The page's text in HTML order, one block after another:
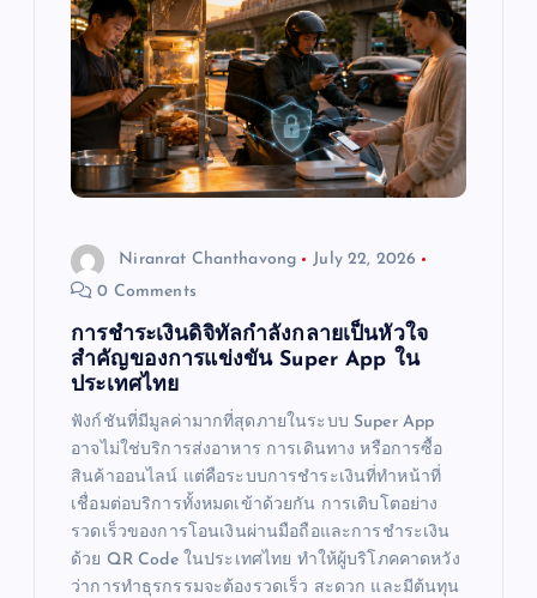
Niranrat Chanthavong
July 22, 2026
0 Comments
การชำระเงินดิจิทัลกำลังกลายเป็นหัวใจ
สำคัญของการแข่งขัน Super App ใน
ประเทศไทย
ฟังก์ชันที่มีมูลค่ามากที่สุดภายในระบบ Super App
อาจไม่ใช่บริการส่งอาหาร การเดินทาง หรือการซื้อ
สินค้าออนไลน์ แต่คือระบบการชำระเงินที่ทำหน้าที่
เชื่อมต่อบริการทั้งหมดเข้าด้วยกัน การเติบโตอย่าง
รวดเร็วของการโอนเงินผ่านมือถือและการชำระเงิน
ด้วย QR Code ในประเทศไทย ทำให้ผู้บริโภคคาดหวัง
ว่าการทำธุรกรรมจะต้องรวดเร็ว สะดวก และมีต้นทุน